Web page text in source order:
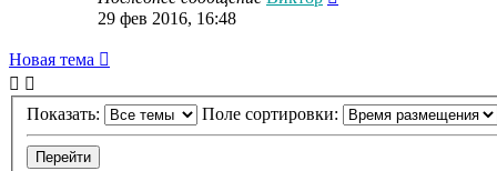
29 фев 2016, 16:48
Новая тема
Показать: Поле сортировки: